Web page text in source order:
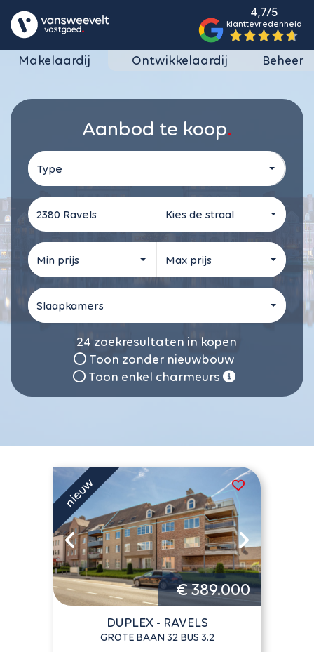
4,7/5
klanttevredenheid
Makelaardij Ontwikkelaardij Beheer
Aanbod te koop
Type
Kies de straal
Min prijs Max prijs
Slaapkamers
24 zoekresultaten in kopen
Toon zonder nieuwbouw
Toon enkel charmeurs
€ 389.000
DUPLEX - RAVELS
GROTE BAAN 32 BUS 3.2